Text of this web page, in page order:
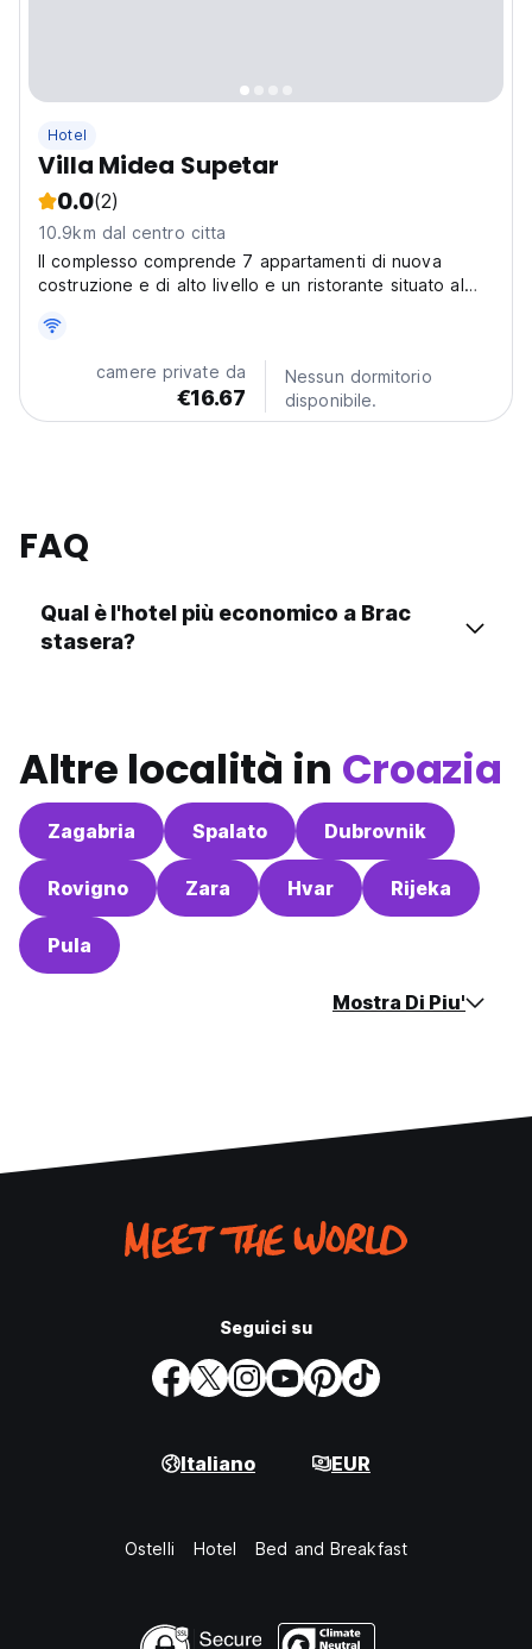
Hotel
Villa Midea Supetar
0.0(2)
10.9km dal centro citta
Il complesso comprende 7 appartamenti di nuova
costruzione e di alto livello e un ristorante situato al
clienti dell'hotel.
camere private da
€16.67
Nessun dormitorio
disponibile.
FAQ
Qual è l'hotel più economico a Brac
stasera?
Altre località in Croazia
Zagabria Spalato Dubrovnik
Rovigno Zara Hvar Rijeka
Pula
Mostra Di Piu'
Seguici su
Italiano EUR
Ostelli Hotel Bed and Breakfast